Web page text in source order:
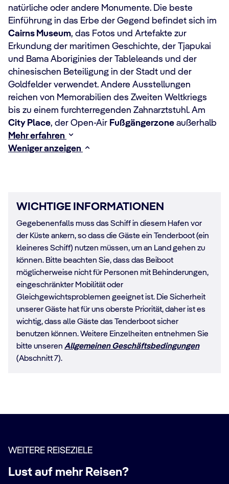
natürliche oder andere Monumente. Die beste
Einführung in das Erbe der Gegend befindet sich im
Cairns Museum, das Fotos und Artefakte zur
Erkundung der maritimen Geschichte, der Tjapukai
und Bama Aboriginies der Tableleands und der
chinesischen Beteiligung in der Stadt und der
Goldfelder verwendet. Andere Ausstellungen
reichen von Memorabilien des Zweiten Weltkriegs
bis zu einem furchterregenden Zahnarztstuhl. Am
City Place, der Open-Air Fußgängerzone außerhalb
Mehr erfahren
Weniger anzeigen
WICHTIGE INFORMATIONEN
Gegebenenfalls muss das Schiff in diesem Hafen vor
der Küste ankern, so dass die Gäste ein Tenderboot (ein
kleineres Schiff) nutzen müssen, um an Land gehen zu
können. Bitte beachten Sie, dass das Beiboot
möglicherweise nicht für Personen mit Behinderungen,
eingeschränkter Mobilität oder
Gleichgewichtsproblemen geeignet ist. Die Sicherheit
unserer Gäste hat für uns oberste Priorität, daher ist es
wichtig, dass alle Gäste das Tenderboot sicher
benutzen können. Weitere Einzelheiten entnehmen Sie
bitte unseren Allgemeinen Geschäftsbedingungen
(Abschnitt 7).
WEITERE REISEZIELE
Lust auf mehr Reisen?